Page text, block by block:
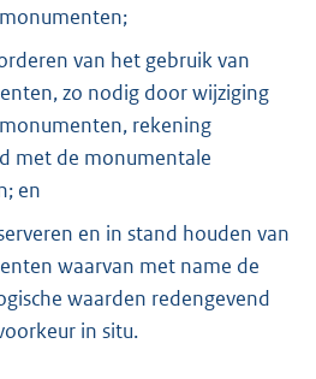
van het gebruik van
zo nodig door wijziging
rekening
met de monumentale
en
en in stand houden van
waarvan met name de
waarden redengevend
in situ.